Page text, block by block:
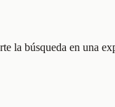
la búsqueda en una